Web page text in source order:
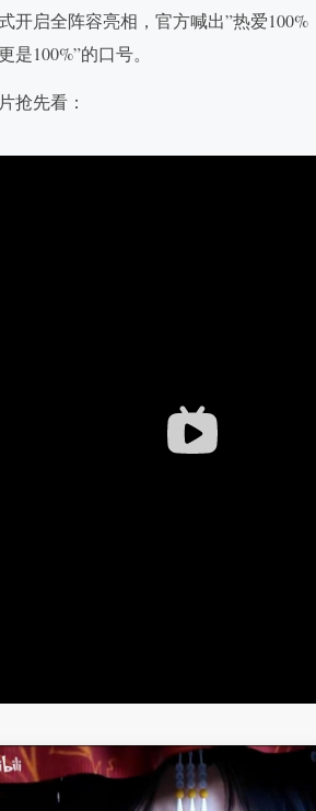
开启全阵容亮相，官方喊出”热爱100%
是100%”的口号。
抢先看：